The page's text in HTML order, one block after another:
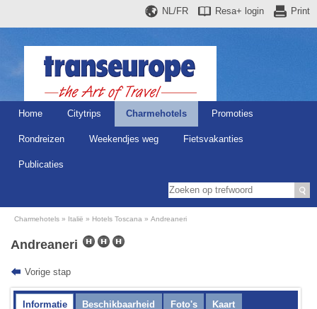
Print
Resa+ login
NL/FR
Home Citytrips Charmehotels Promoties
Rondreizen Weekendjes weg Fietsvakanties
Publicaties
Charmehotels Italië Hotels Toscana Andreaneri
Andreaneri
Vorige stap
Informatie Beschikbaarheid Foto's Kaart